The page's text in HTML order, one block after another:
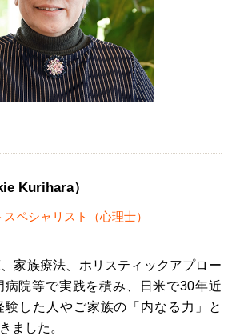
Kurihara）
ペシャリスト（心理士）
家族療法、ホリスティックアプロー
院等で実践を積み、日米で30年近
験した人やご家族の「内なる力」と
ました。